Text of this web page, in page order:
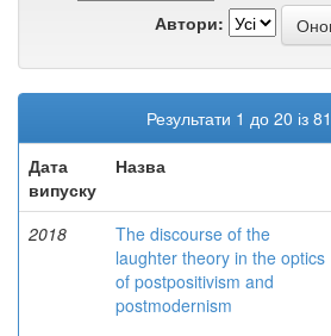
Автори:
Результати 1 до 20 із 81
Дата
випуску
Назва
2018
The discourse of the
laughter theory in the optics
of postpositivism and
postmodernism